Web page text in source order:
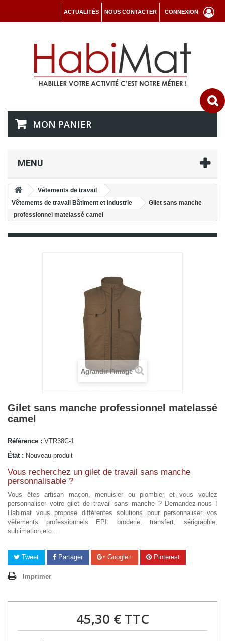
CONNEXION
NOUS CONTACTER
ACTUALITÉS
MON PANIER
MENU
Vêtements de travail
Vêtements de travail Bâtiment et industrie
Gilet sans manche
professionnel matelassé camel
Agrandir l'image
Gilet sans manche professionnel matelassé
camel
Référence : VTR38C-1
État : Nouveau produit
Vous recherchez un gilet de travail sans manche
personnalisable ?
Vous êtes artisan maçon, menuisier ou plombier et vous voulez
personnaliser votre gilet de travail sans manche ? Demandez-nous !
Habimat vous propose différentes solutions pour personnaliser vos
vêtements professionnels EPI: broderie, transfert, sérigraphie,
sublimation,etc...
Tweet Partager Google+ Pinterest
Imprimer
45,30 €TTC